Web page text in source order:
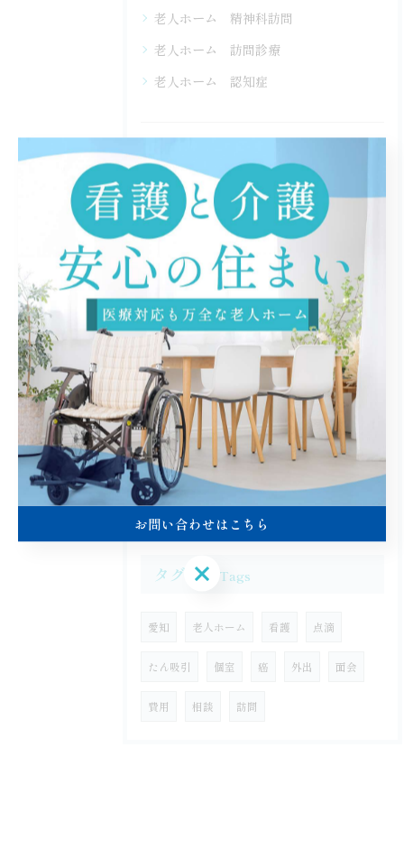
老人ホーム 精神科訪問
老人ホーム 訪問診療
老人ホーム 認知症
最近の投稿 Recent Posts
2026/08/09
2026/08/07
2026/08/06
ターミナルケアとプラン比較で選ぶ愛知県あま市の自分らしい終末期支援
タグ Tags
愛知 老人ホーム 看護 点滴
たん吸引 個室 癌 外出 面会
費用 相談 訪問
お問い合わせはこちら
お問い合わせはこちら